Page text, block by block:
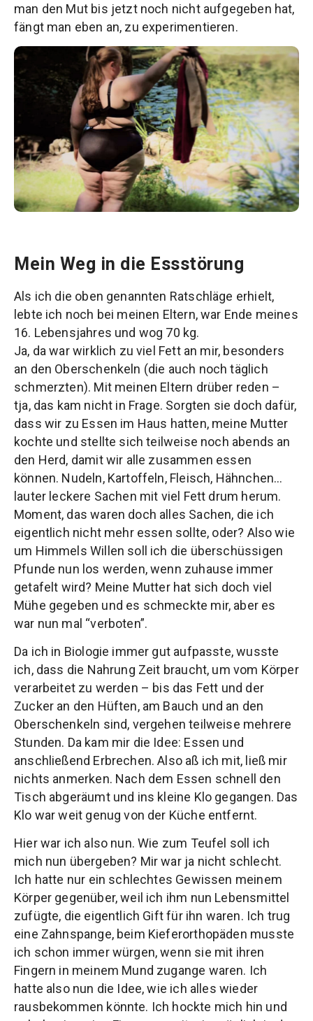
man den Mut bis jetzt noch nicht aufgegeben hat,
fängt man eben an, zu experimentieren.
Mein Weg in die Essstörung
Als ich die oben genannten Ratschläge erhielt,
lebte ich noch bei meinen Eltern, war Ende meines
16. Lebensjahres und wog 70 kg.
Ja, da war wirklich zu viel Fett an mir, besonders
an den Oberschenkeln (die auch noch täglich
schmerzten). Mit meinen Eltern drüber reden –
tja, das kam nicht in Frage. Sorgten sie doch dafür,
dass wir zu Essen im Haus hatten, meine Mutter
kochte und stellte sich teilweise noch abends an
den Herd, damit wir alle zusammen essen
können. Nudeln, Kartoffeln, Fleisch, Hähnchen…
lauter leckere Sachen mit viel Fett drum herum.
Moment, das waren doch alles Sachen, die ich
eigentlich nicht mehr essen sollte, oder? Also wie
um Himmels Willen soll ich die überschüssigen
Pfunde nun los werden, wenn zuhause immer
getafelt wird? Meine Mutter hat sich doch viel
Mühe gegeben und es schmeckte mir, aber es
war nun mal “verboten”.
Da ich in Biologie immer gut aufpasste, wusste
ich, dass die Nahrung Zeit braucht, um vom Körper
verarbeitet zu werden – bis das Fett und der
Zucker an den Hüften, am Bauch und an den
Oberschenkeln sind, vergehen teilweise mehrere
Stunden. Da kam mir die Idee: Essen und
anschließend Erbrechen. Also aß ich mit, ließ mir
nichts anmerken. Nach dem Essen schnell den
Tisch abgeräumt und ins kleine Klo gegangen. Das
Klo war weit genug von der Küche entfernt.
Hier war ich also nun. Wie zum Teufel soll ich
mich nun übergeben? Mir war ja nicht schlecht.
Ich hatte nur ein schlechtes Gewissen meinem
Körper gegenüber, weil ich ihm nun Lebensmittel
zufügte, die eigentlich Gift für ihn waren. Ich trug
eine Zahnspange, beim Kieferorthopäden musste
ich schon immer würgen, wenn sie mit ihren
Fingern in meinem Mund zugange waren. Ich
hatte also nun die Idee, wie ich alles wieder
rausbekommen könnte. Ich hockte mich hin und